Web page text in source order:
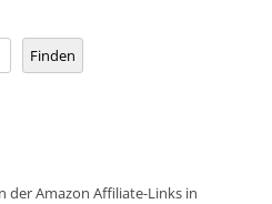
Finden
der Amazon Affiliate-Links in